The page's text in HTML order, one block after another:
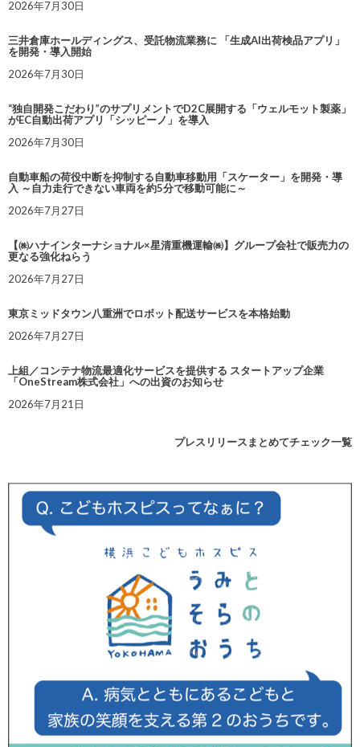
2026年7月30日
三井倉庫ホールディングス、受託物流業務に 「生成AI出荷検品アプリ」
を開発・導入開始
2026年7月30日
“独自開発こだわり”のサプリメントでD2C展開する「ウェルモット製薬」
がEC自動出荷アプリ「シッピーノ」を導入
2026年7月30日
自動車船の荷役中断を抑制する自動車移動用「スケーター」を開発・導
入 ～自力走行できない車両を約5分で移動可能に～
2026年7月27日
【㈱ハナインターナショナル×星清重機運輸㈱】グループ会社で販売力の
更なる強化ねらう
2026年7月27日
東京ミッドタウン八重洲でロボット配送サービスを本格始動
2026年7月27日
上組／コンテナ物流最適化サービスを提供する スタートアップ企業
「OneStream株式会社」への出資のお知らせ
2026年7月21日
プレスリリースまとめてチェック一覧